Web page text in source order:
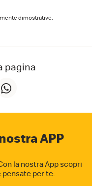
dimostrative.
pagina
APP
la nostra App scopri
per te.